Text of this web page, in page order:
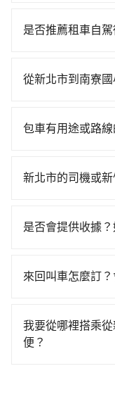
時、轉車麻煩！從
約35分鐘。抵達高
再用5分鐘出站、
同行，高鐵加轉乘
僅每人至少額外負
務，最多可再節省
是否推薦租車自
租車公司可選，甚
從新北市到南寮
灣大車隊、Uber
tripool可省高達
包車有用途或路線
要是長途交通且途
約叫車、機場接送
統編，在結帳時可
新北市的司機或
車、私家車或野雞
都無法監控或追查
駕駛執照以及良民
險。最好辨別叫的
是否會提供收據
旅行業代收轉付電
帳，完全符合台灣
來回叫車怎麼訂
趟車的資訊，所以
定。至於價格已經
我要從哪裡搭乘
便？